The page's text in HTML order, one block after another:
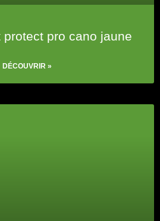
protect pro cano jaune
DÉCOUVRIR »